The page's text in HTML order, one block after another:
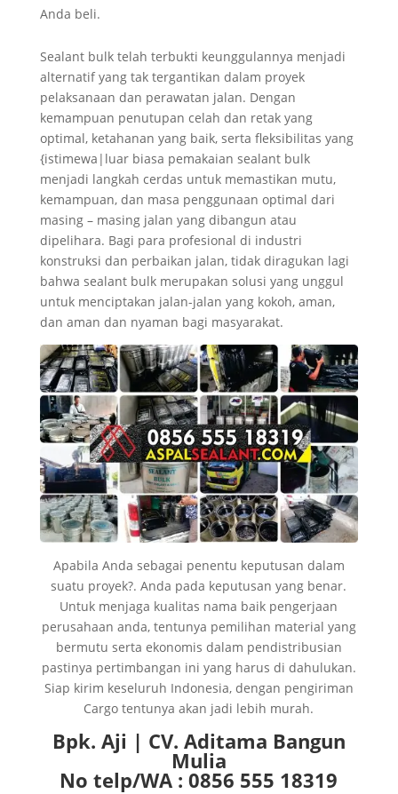
Anda beli.
Sealant bulk telah terbukti keunggulannya menjadi
alternatif yang tak tergantikan dalam proyek
pelaksanaan dan perawatan jalan. Dengan
kemampuan penutupan celah dan retak yang
optimal, ketahanan yang baik, serta fleksibilitas yang
{istimewa|luar biasa pemakaian sealant bulk
menjadi langkah cerdas untuk memastikan mutu,
kemampuan, dan masa penggunaan optimal dari
masing – masing jalan yang dibangun atau
dipelihara. Bagi para profesional di industri
konstruksi dan perbaikan jalan, tidak diragukan lagi
bahwa sealant bulk merupakan solusi yang unggul
untuk menciptakan jalan-jalan yang kokoh, aman,
dan aman dan nyaman bagi masyarakat.
Apabila Anda sebagai penentu keputusan dalam
suatu proyek?. Anda pada keputusan yang benar.
Untuk menjaga kualitas nama baik pengerjaan
perusahaan anda, tentunya pemilihan material yang
bermutu serta ekonomis dalam pendistribusian
pastinya pertimbangan ini yang harus di dahulukan.
Siap kirim keseluruh Indonesia, dengan pengiriman
Cargo tentunya akan jadi lebih murah.
Bpk. Aji | CV. Aditama Bangun
Mulia
No telp/WA : 0856 555 18319